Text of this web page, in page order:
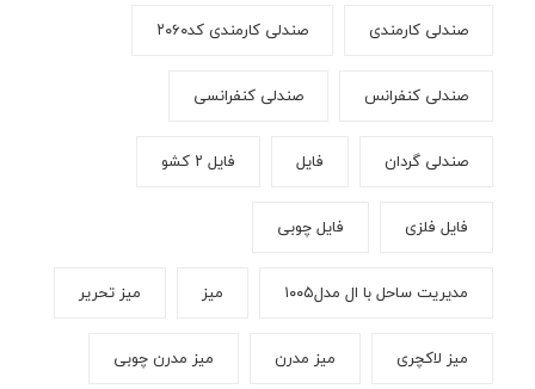
صندلی کارمندی صندلی کارمندی کد۲۰۶۰
صندلی کنفرانس صندلی کنفرانسی
صندلی گردان فایل فایل ۲ کشو
فایل فلزی فایل چوبی
مدیریت ساحل با ال مدل۱۰۰۵ میز میز تحریر
میز لاکچری میز مدرن میز مدرن چوبی